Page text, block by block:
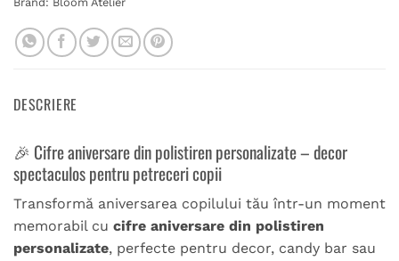
DESCRIERE
🎉 Cifre aniversare din polistiren personalizate – decor
spectaculos pentru petreceri copii
Transformă aniversarea copilului tău într-un moment
memorabil cu cifre aniversare din polistiren
personalizate, perfecte pentru decor, candy bar sau